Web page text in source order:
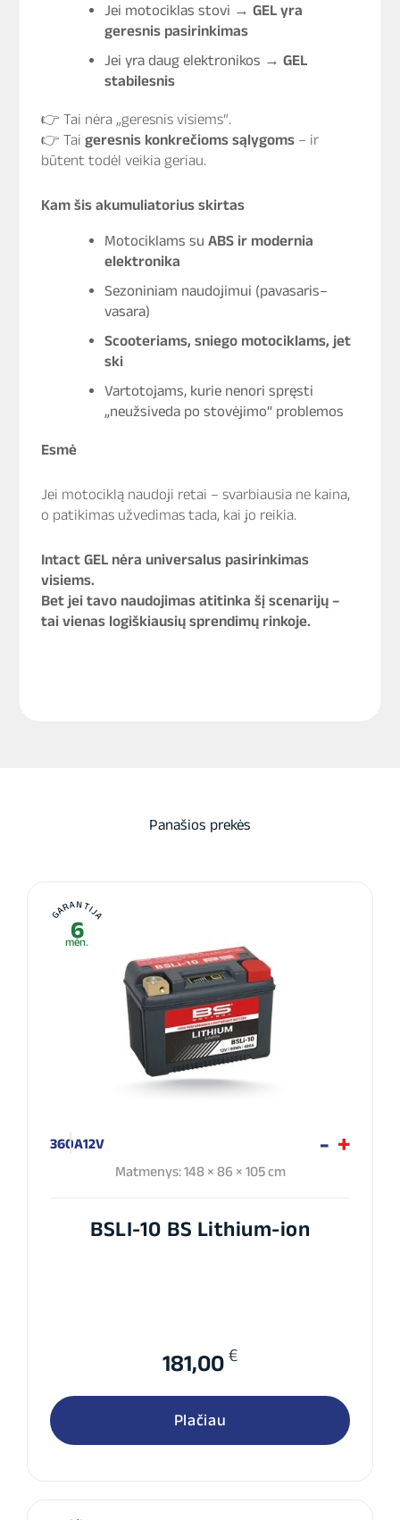
Jei motociklas stovi → GEL yra
geresnis pasirinkimas
Jei yra daug elektronikos → GEL
stabilesnis
👉 Tai nėra „geresnis visiems“.
👉 Tai geresnis konkrečioms sąlygoms – ir
būtent todėl veikia geriau.
Kam šis akumuliatorius skirtas
Motociklams su ABS ir modernia
elektronika
Sezoniniam naudojimui (pavasaris–
vasara)
Scooteriams, sniego motociklams, jet
ski
Vartotojams, kurie nenori spręsti
„neužsiveda po stovėjimo“ problemos
Esmė
Jei motociklą naudoji retai – svarbiausia ne kaina,
o patikimas užvedimas tada, kai jo reikia.
Intact GEL nėra universalus pasirinkimas
visiems.
Bet jei tavo naudojimas atitinka šį scenarijų –
tai vienas logiškiausių sprendimų rinkoje.
Panašios prekės
GARANTIJA
6
mėn.
360A12V
Matmenys: 148 × 86 × 105 cm
BSLI-10 BS Lithium-ion
181,00 €
Plačiau